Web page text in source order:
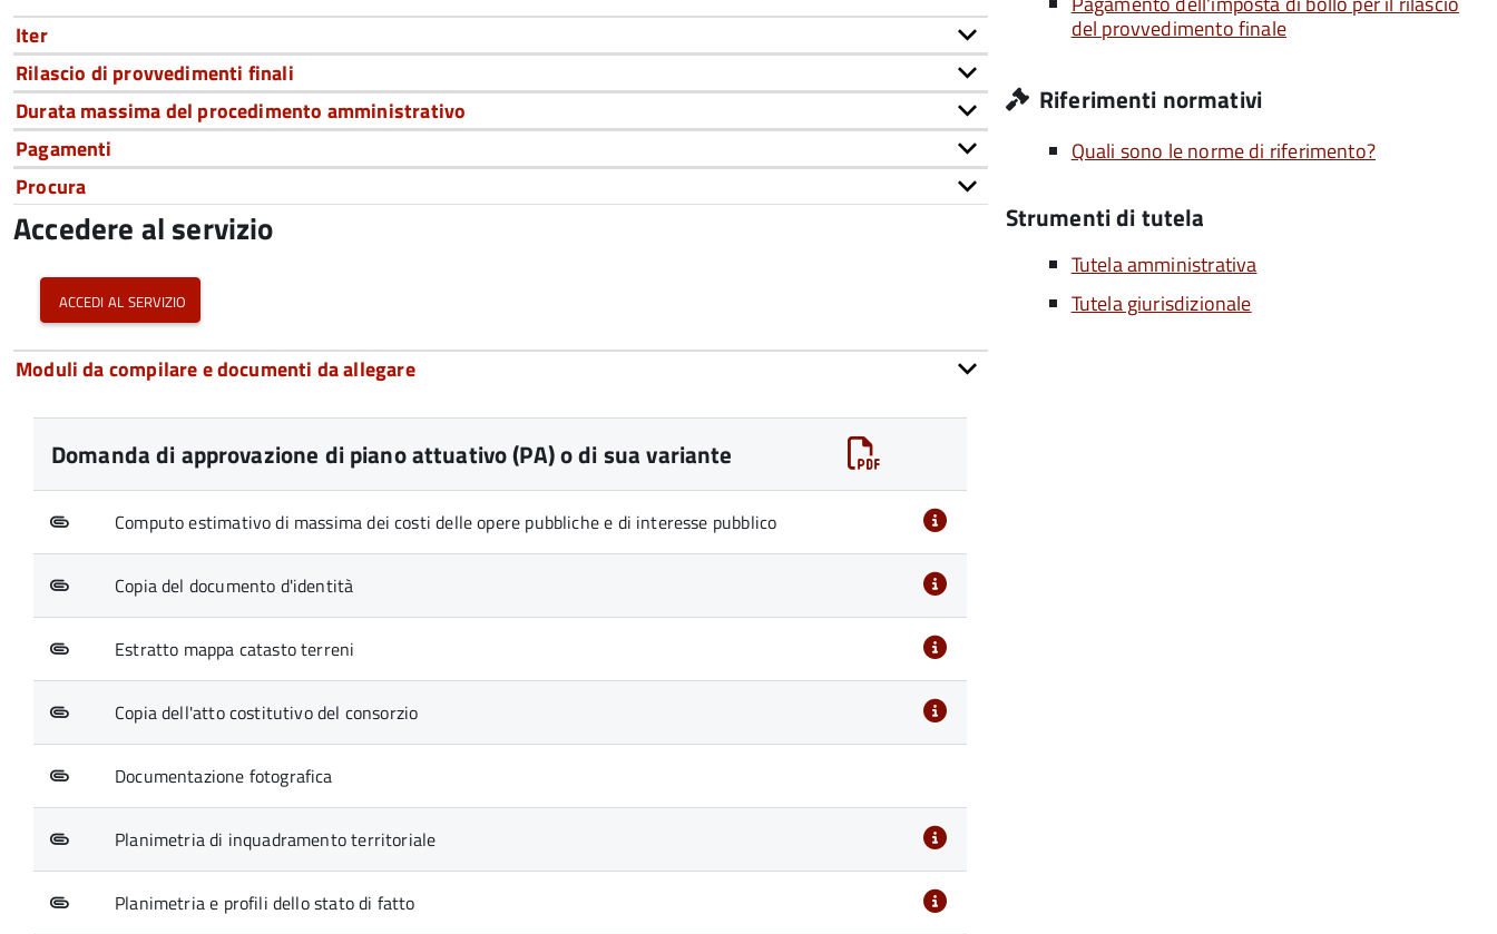
Iter
Rilascio di provvedimenti finali
Durata massima del procedimento amministrativo
Pagamenti
Procura
Accedere al servizio
accedi al servizio
Moduli da compilare e documenti da allegare
Domanda di approvazione di piano attuativo (PA) o di sua variante
Computo estimativo di massima dei costi delle opere pubbliche e di interesse pubblico
Copia del documento d'identità
Estratto mappa catasto terreni
Copia dell'atto costitutivo del consorzio
Documentazione fotografica
Planimetria di inquadramento territoriale
Planimetria e profili dello stato di fatto
del provvedimento finale
Riferimenti normativi
Quali sono le norme di riferimento?
Strumenti di tutela
Tutela amministrativa
Tutela giurisdizionale